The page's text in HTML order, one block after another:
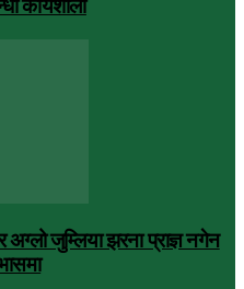
कार्यशाला
जुम्लिया झरना प्राज्ञ नगेन